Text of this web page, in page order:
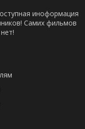
иноформация
Самих фильмов